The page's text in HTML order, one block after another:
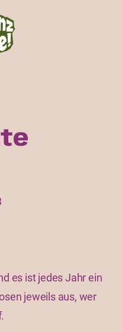
es ist jedes Jahr ein
jeweils aus, wer